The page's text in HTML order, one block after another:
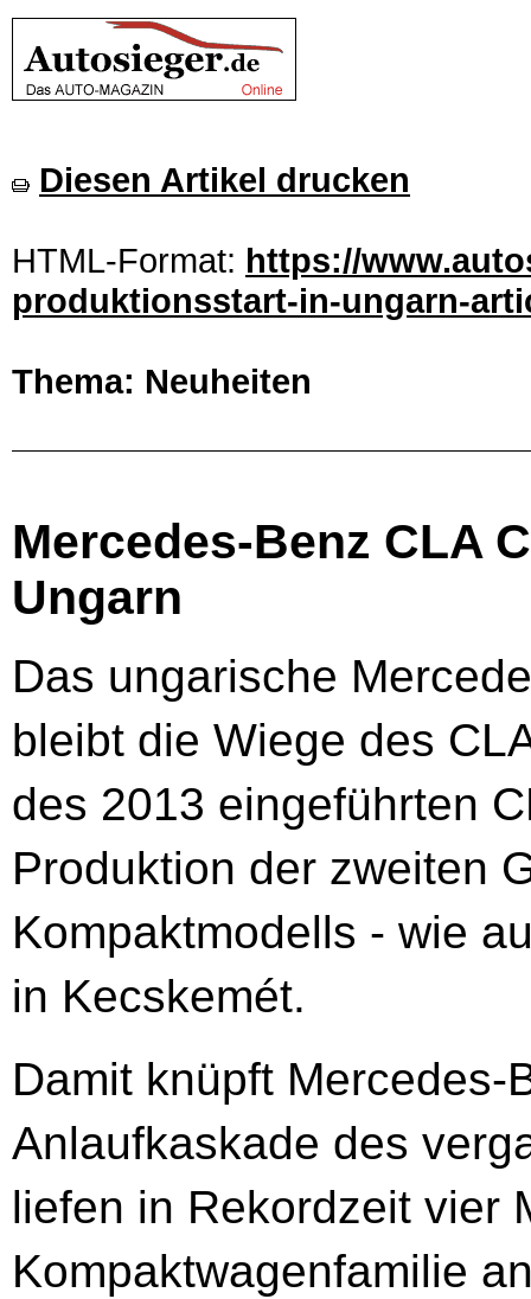
Diesen Artikel drucken
HTML-Format: https://
produktionsstart-in-ungarn-
Thema: Neuheiten
Mercedes-Benz CLA
Ungarn
Das ungarische
bleibt die Wiege des
des 2013 eingeführten
Produktion der zweiten
Kompaktmodells - wie
in Kecskemét.
Damit knüpft
Anlaufkaskade des
liefen in Rekordzeit vier
Kompaktwagenfamilie